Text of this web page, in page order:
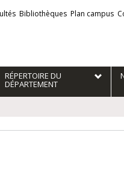
Bibliothèques Plan campus
RÉPERTOIRE DU
DÉPARTEMENT